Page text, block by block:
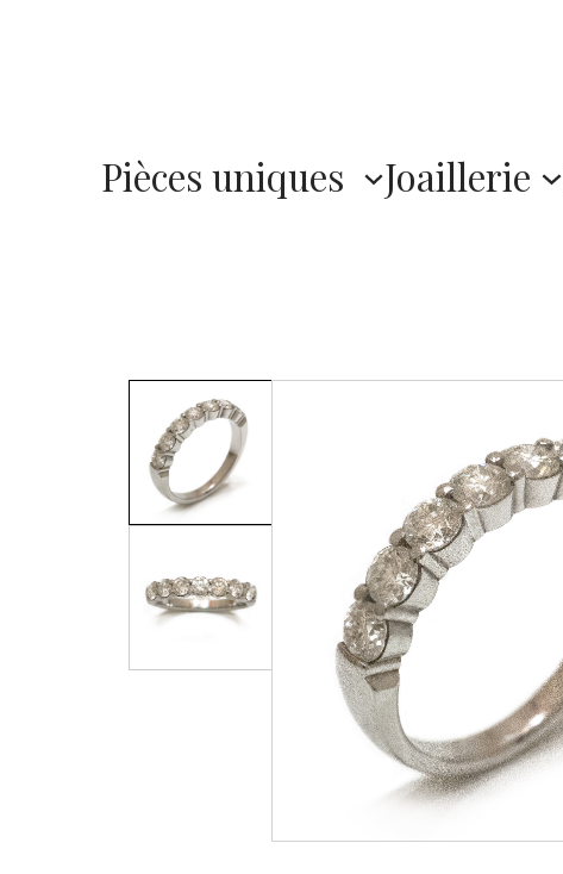
Pièces uniques Joaillerie